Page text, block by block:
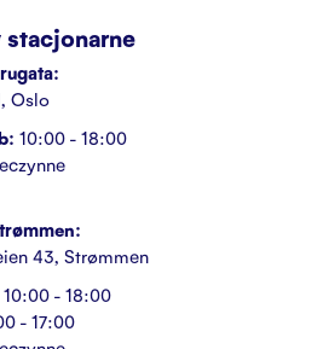
stacjonarne
Oslo
10:00 - 18:00
43, Strømmen
10:00 - 18:00
- 17:00